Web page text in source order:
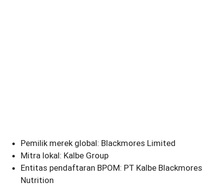
Pemilik merek global: Blackmores Limited
Mitra lokal: Kalbe Group
Entitas pendaftaran BPOM: PT Kalbe Blackmores
Nutrition